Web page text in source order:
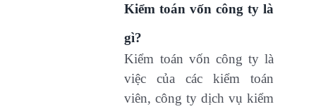
Kiểm toán vốn công ty là
gì?
Kiểm toán vốn công ty là
việc của các kiểm toán
viên, công ty dịch vụ kiểm